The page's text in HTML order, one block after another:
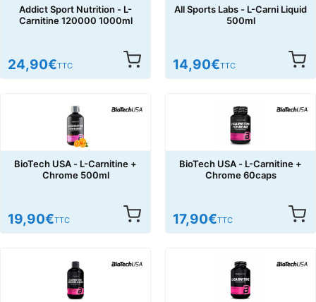
Addict Sport Nutrition - L-
Carnitine 120000 1000ml
24,90€TTC
All Sports Labs - L-Carni Liquid
500ml
14,90€TTC
BioTech USA - L-Carnitine +
Chrome 500ml
19,90€TTC
BioTech USA - L-Carnitine +
Chrome 60caps
17,90€TTC